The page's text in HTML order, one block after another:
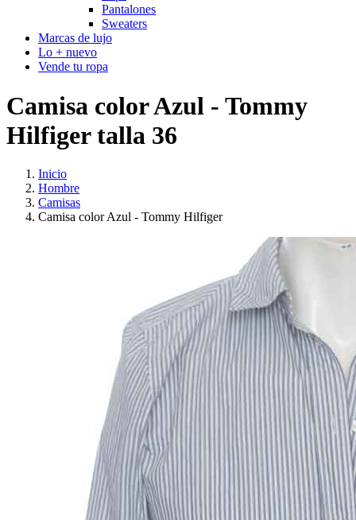
Pantalones
Sweaters
Marcas de lujo
Lo + nuevo
Vende tu ropa
Camisa color Azul - Tommy
Hilfiger talla 36
Inicio
Hombre
Camisas
Camisa color Azul - Tommy Hilfiger